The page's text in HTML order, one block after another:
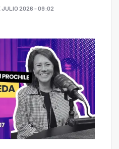
JULIO 2026 - 09:02